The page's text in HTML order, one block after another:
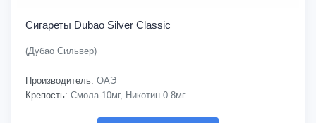
Сигареты Dubao Silver Classic
(Дубао Сильвер)
Производитель: ОАЭ
Крепость: Смола-10мг, Никотин-0.8мг